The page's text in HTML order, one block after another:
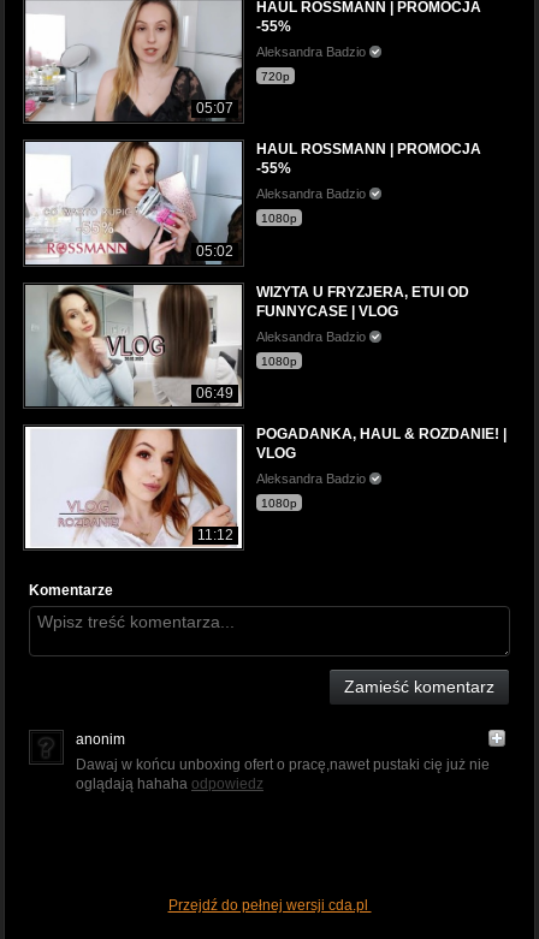
05:07
HAUL ROSSMANN | PROMOCJA
-55%
Aleksandra Badzio
720p
05:02
HAUL ROSSMANN | PROMOCJA
-55%
Aleksandra Badzio
1080p
06:49
WIZYTA U FRYZJERA, ETUI OD
FUNNYCASE | VLOG
Aleksandra Badzio
1080p
11:12
POGADANKA, HAUL & ROZDANIE! |
VLOG
Aleksandra Badzio
1080p
Komentarze
Zamieść komentarz
anonim
Dawaj w końcu unboxing ofert o pracę,nawet pustaki cię już nie
oglądają hahaha odpowiedz
Przejdź do pełnej wersji cda.pl